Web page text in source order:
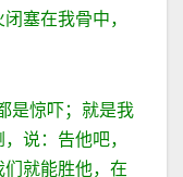
塞在我骨中，
是惊吓；就是我
说：告他吧，
就能胜他，在